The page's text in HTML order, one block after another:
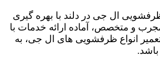
ال جی در دلند با بهره گیری
و متخصص، آماده ارائه خدمات با
انواع ظرفشویی های ال جی، به